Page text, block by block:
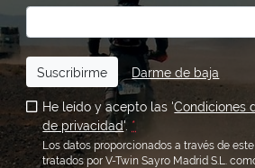
Suscribirme Darme de baja
He leído y acepto las 'Condiciones
de privacidad'. *
Los datos proporcionados a través de
tratados por V-Twin Sayro Madrid S.L.